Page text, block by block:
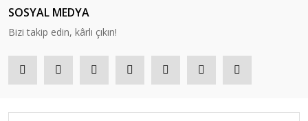
SOSYAL MEDYA
Bizi takip edin, kârlı çıkın!